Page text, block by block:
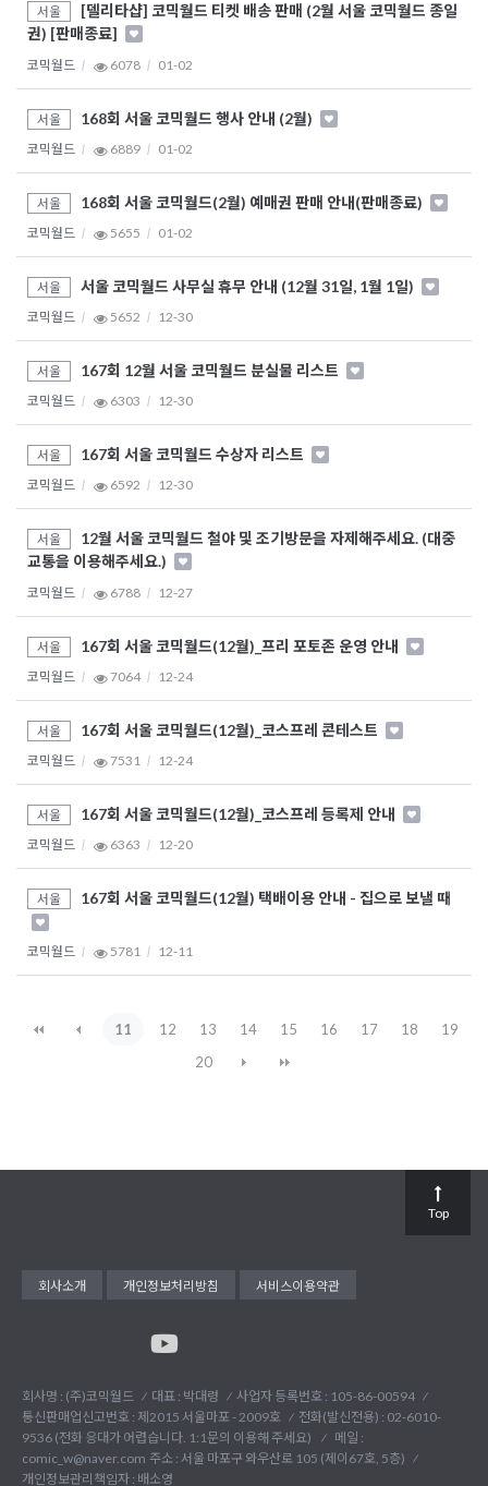
서울
[델리타샵] 코믹월드 티켓 배송 판매 (2월 서울 코믹월드 종일
권) [판매종료]
코믹월드 6078 01-02
서울 168회 서울 코믹월드 행사 안내 (2월)
코믹월드 6889 01-02
서울 168회 서울 코믹월드(2월) 예매권 판매 안내(판매종료)
코믹월드 5655 01-02
서울 서울 코믹월드 사무실 휴무 안내 (12월 31일, 1월 1일)
코믹월드 5652 12-30
서울 167회 12월 서울 코믹월드 분실물 리스트
코믹월드 6303 12-30
서울 167회 서울 코믹월드 수상자 리스트
코믹월드 6592 12-30
서울
12월 서울 코믹월드 철야 및 조기방문을 자제해주세요. (대중
교통을 이용해주세요.)
코믹월드 6788 12-27
서울 167회 서울 코믹월드(12월)_프리 포토존 운영 안내
코믹월드 7064 12-24
서울 167회 서울 코믹월드(12월)_코스프레 콘테스트
코믹월드 7531 12-24
서울 167회 서울 코믹월드(12월)_코스프레 등록제 안내
코믹월드 6363 12-20
서울 167회 서울 코믹월드(12월) 택배이용 안내 - 집으로 보낼 때
코믹월드 5781 12-11
11 12 13 14 15 16 17 18
19
20
회사소개 개인정보처리방침 서비스이용약관
회사명 : (주)코믹월드 대표 : 박대령
사업자 등록번호 : 105-86-00594
통신판매업신고번호 : 제2015 서울마포 - 2009호
전화(발신전용) : 02-6010-
9536 (전화 응대가 어렵습니다. 1:1문의 이용해 주세요)
메일 :
comic_w@naver.com 주소 : 서울 마포구 와우산로 105 (제이67호, 5층)
개인정보관리책임자 : 배소영
Top